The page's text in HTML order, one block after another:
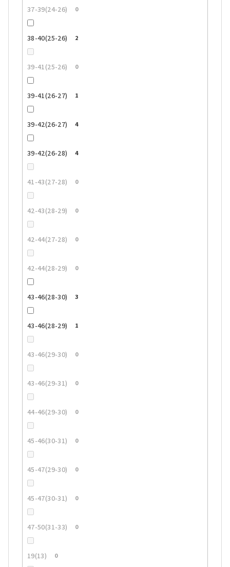
37-39(24-26) 0
38-40(25-26) 2
39-41(25-26) 0
39-41(26-27) 1
39-42(26-27) 4
39-42(26-28) 4
41-43(27-28) 0
42-43(28-29) 0
42-44(27-28) 0
42-44(28-29) 0
43-46(28-30) 3
43-46(28-29) 1
43-46(29-30) 0
43-46(29-31) 0
44-46(29-30) 0
45-46(30-31) 0
45-47(29-30) 0
45-47(30-31) 0
47-50(31-33) 0
19(13) 0